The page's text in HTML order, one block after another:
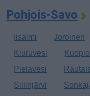
Pohjois-Savo
Iisalmi Joroinen
Kiuruvesi
Kuopio
Pielavesi
Siilinjärvi